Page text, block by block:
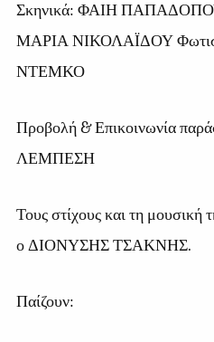
Σκηνικά: ΦΑΙΗ
ΜΑΡΙΑ ΝΙΚΟΛΑΪΔΟΥ
ΝΤΕΜΚΟ
Προβολή & Επικοινωνία
ΛΕΜΠΕΣΗ
Τους στίχους και τη μουσική
ο ΔΙΟΝΥΣΗΣ ΤΣΑΚΝΗΣ.
Παίζουν: